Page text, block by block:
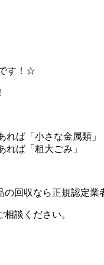
す！☆
ば「小さな金属類」
ば「粗大ごみ」
の回収なら正規認定業
談ください。